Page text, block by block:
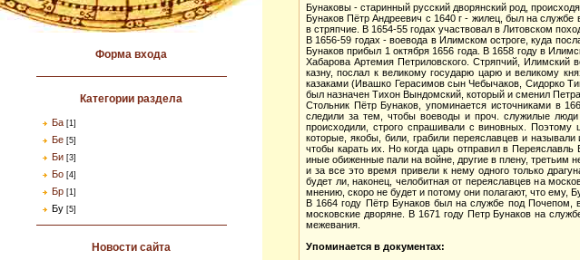
Форма входа
Категории раздела
Ба [1]
Бе [5]
Би [3]
Бо [4]
Бр [1]
Бу [5]
Новости сайта
Бунаковы - старинный русский дворянский род,
Бунаков Пётр Андреевич с 1640 г - жилец, был на
в стряпчие. В 1654-55 годах участвовал в Литовском
В 1656-59 годах - воевода в Илимском остроге, куда
Бунаков прибыл 1 октября 1656 года. В 1658 году в
Хабарова Артемия Петриловского. Стряпчий, Илимский
казну, послал к великому государю царю и великому
казаками (Ивашко Герасимов сын Чебычаков, Сидорко
был назначен Тихон Вындомский, который и сменил Петра
Стольник Пётр Бунаков, упоминается источниками в
следили за тем, чтобы воеводы и проч. служилые люди
происходили, строго спрашивали с виновных. Поэтому
которые, якобы, били, грабили переяславцев и
чтобы карать их. Но когда царь отправил в
иные обиженные пали на войне, другие в плену, третьим
и за все это время привели к нему одного только
будет ли, наконец, челобитная от переяславцев на
мнению, скоро не будет и потому они полагают, что ему,
В 1664 году Пётр Бунаков был на службе под Почепом,
московские дворяне. В 1671 году Петр Бунаков на
межевания.
Упоминается в документах: